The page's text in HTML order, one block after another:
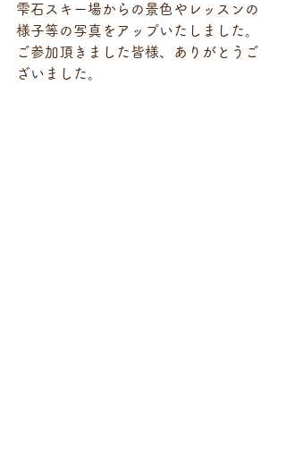
雫石スキー場からの景色やレッスンの
様子等の写真をアップいたしました。
ご参加頂きました皆様、ありがとうご
ざいました。